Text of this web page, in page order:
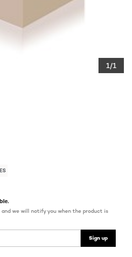
1/1
and we will notify you when the product is
Sign up